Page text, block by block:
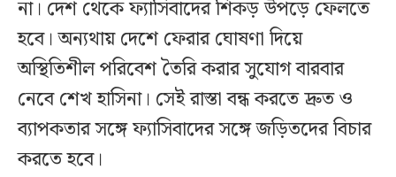
না। দেশ থেকে ফ্যাসিবাদের শিকড় উপড়ে ফেলতে
হবে। অন্যথায় দেশে ফেরার ঘোষণা দিয়ে
অস্থিতিশীল পরিবেশ তৈরি করার সুযোগ বারবার
নেবে শেখ হাসিনা। সেই রাস্তা বন্ধ করতে দ্রুত ও
ব্যাপকতার সঙ্গে ফ্যাসিবাদের সঙ্গে জড়িতদের বিচার
করতে হবে।